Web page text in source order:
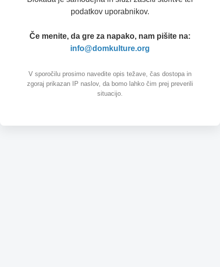
podatkov uporabnikov.
Če menite, da gre za napako, nam pišite na:
info@domkulture.org
V sporočilu prosimo navedite opis težave, čas dostopa in
zgoraj prikazan IP naslov, da bomo lahko čim prej preverili
situacijo.